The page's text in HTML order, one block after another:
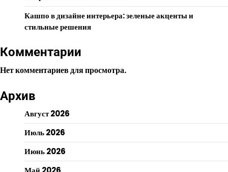
Кашпо в дизайне интерьера: зеленые акценты и
стильные решения
Комментарии
Нет комментариев для просмотра.
Архив
Август 2026
Июль 2026
Июнь 2026